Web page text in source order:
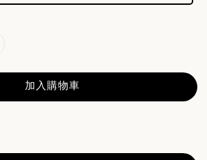
加入購物車